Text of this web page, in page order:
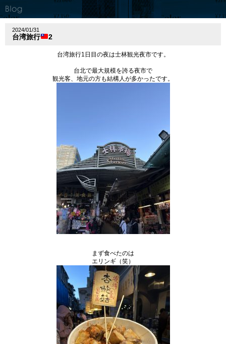
2024/01/31
台湾旅行 2
台湾旅行1日目の夜は士林観光夜市です。
台北で最大規模を誇る夜市で
観光客、地元の方も結構人が多かったです。
まず食べたのは
エリンギ（笑）